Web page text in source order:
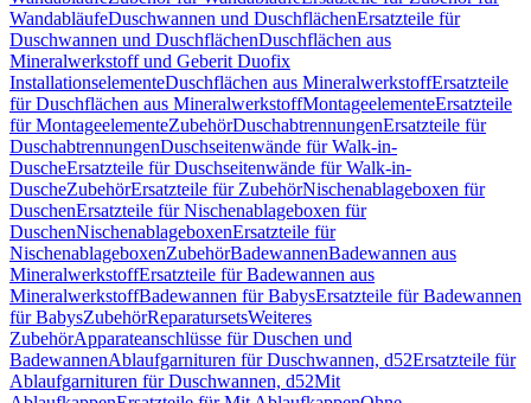
WandabläufeDuschwannen und DuschflächenErsatzteile für
Duschwannen und DuschflächenDuschflächen aus
Mineralwerkstoff und Geberit Duofix
InstallationselementeDuschflächen aus MineralwerkstoffErsatzteile
für Duschflächen aus MineralwerkstoffMontageelementeErsatzteile
für MontageelementeZubehörDuschabtrennungenErsatzteile für
DuschabtrennungenDuschseitenwände für Walk-in-
DuscheErsatzteile für Duschseitenwände für Walk-in-
DuscheZubehörErsatzteile für ZubehörNischenablageboxen für
DuschenErsatzteile für Nischenablageboxen für
DuschenNischenablageboxenErsatzteile für
NischenablageboxenZubehörBadewannenBadewannen aus
MineralwerkstoffErsatzteile für Badewannen aus
MineralwerkstoffBadewannen für BabysErsatzteile für Badewannen
für BabysZubehörReparatursetsWeiteres
ZubehörApparateanschlüsse für Duschen und
BadewannenAblaufgarnituren für Duschwannen, d52Ersatzteile für
Ablaufgarnituren für Duschwannen, d52Mit